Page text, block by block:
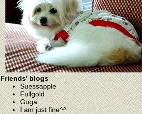
Friends' blogs
Suessapple
Fullgold
Guga
I am just fine^^